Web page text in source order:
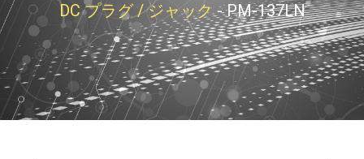
DC プラグ / ジャック- PM-137LN